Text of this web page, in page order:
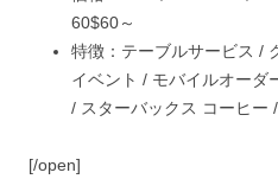
60$60～
特徴： テーブルサービス /
イベント / モバイルオーダ
/ スターバックス コーヒー /
[/open]